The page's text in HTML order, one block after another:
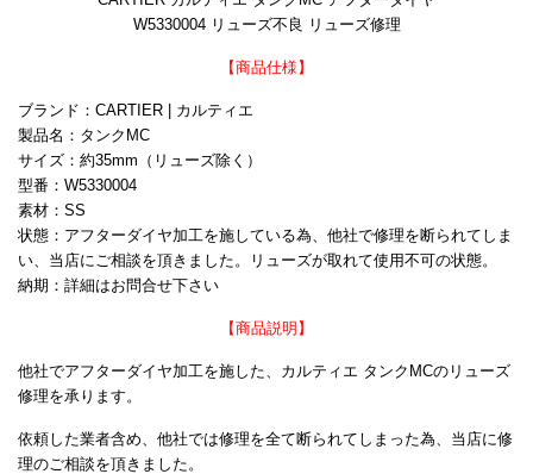
W5330004 リューズ不良 リューズ修理
【商品仕様】
ブランド：CARTIER | カルティエ
製品名：タンクMC
サイズ：約35mm（リューズ除く）
型番：W5330004
素材：SS
状態：アフターダイヤ加工を施している為、他社で修理を断られてしま
い、当店にご相談を頂きました。リューズが取れて使用不可の状態。
納期：詳細はお問合せ下さい
【商品説明】
他社でアフターダイヤ加工を施した、カルティエ タンクMCのリューズ
修理を承ります。
依頼した業者含め、他社では修理を全て断られてしまった為、当店に修
理のご相談を頂きました。